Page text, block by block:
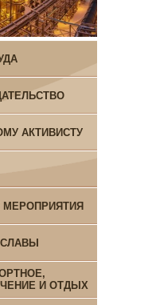
АКТИВИСТУ
МЕРОПРИЯТИЯ
И ОТДЫХ